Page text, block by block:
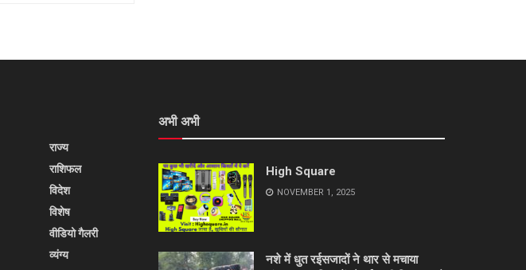
राज्य
राशिफल
विदेश
विशेष
वीडियो गैलरी
व्यंग्य
अभी अभी
High Square
NOVEMBER 1, 2025
नशे में धुत रईसजादों ने थार से मचाया